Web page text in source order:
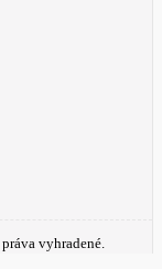
vyhradené.